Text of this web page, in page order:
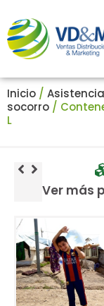
Inicio /
socorro /
L
Ver más